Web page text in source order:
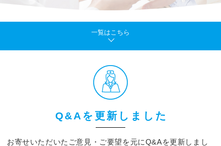
一覧はこちら
Q&Aを更新しました
お寄せいただいたご意見・ご要望を元にQ&Aを更新しまし